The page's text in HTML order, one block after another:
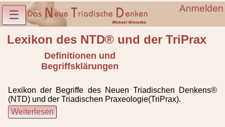
Anmelden
☰
Lexikon des NTD® und der TriPrax
Definitionen und
Begriffsklärungen
Lexikon der Begriffe des Neuen Triadischen Denkens®
(NTD) und der Triadischen Praxeologie(TriPrax).
Weiterlesen